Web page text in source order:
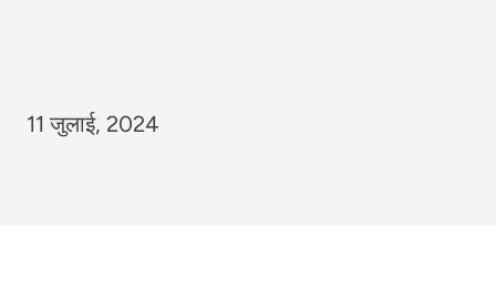
11 जुलाई, 2024